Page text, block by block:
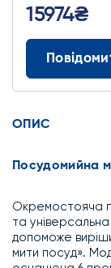
15974₴
ОПИС
Посудомийна
Окремостояча
та універсальна
допоможе
мити посуд».